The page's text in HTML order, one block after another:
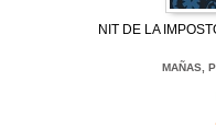
NIT DE LA
MAÑAS,